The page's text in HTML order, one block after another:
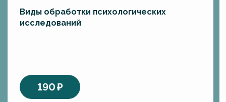
Виды обработки психологических
исследований
190₽